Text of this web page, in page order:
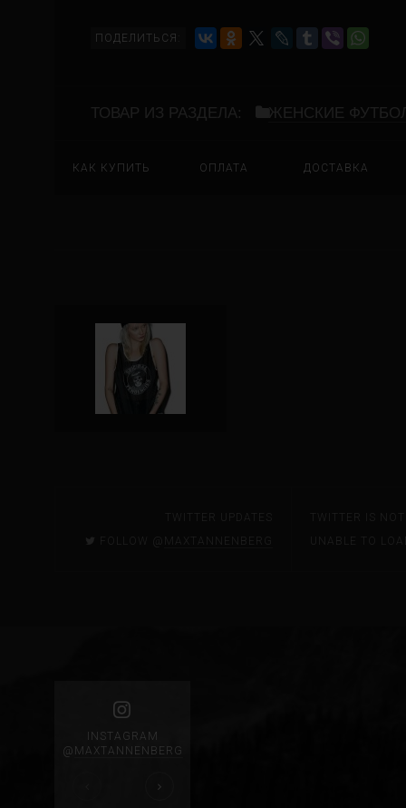
ПОДЕЛИТЬСЯ:
ТОВАР ИЗ РАЗДЕЛА: ЖЕНСКИЕ
КАК КУПИТЬ ОПЛАТА ДОСТАВКА
TWITTER UPDATES
FOLLOW @
MAXTANNENBERG
TWITTER IS
UNABLE TO
INSTAGRAM
@ MAXTANNENBERG